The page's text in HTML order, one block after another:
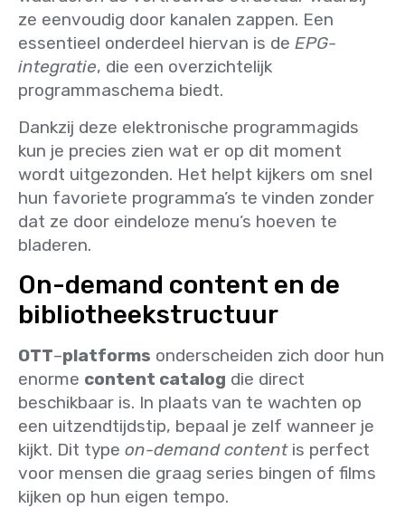
ze eenvoudig door kanalen zappen. Een
essentieel onderdeel hiervan is de EPG-
integratie, die een overzichtelijk
programmaschema biedt.
Dankzij deze elektronische programmagids
kun je precies zien wat er op dit moment
wordt uitgezonden. Het helpt kijkers om snel
hun favoriete programma’s te vinden zonder
dat ze door eindeloze menu’s hoeven te
bladeren.
On-demand content en de
bibliotheekstructuur
OTT–platforms onderscheiden zich door hun
enorme content catalog die direct
beschikbaar is. In plaats van te wachten op
een uitzendtijdstip, bepaal je zelf wanneer je
kijkt. Dit type on-demand contentis perfect
voor mensen die graag series bingen of films
kijken op hun eigen tempo.